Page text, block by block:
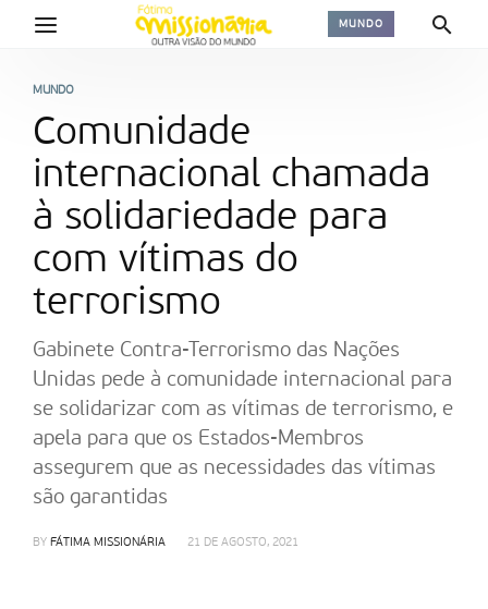
MUNDO
MUNDO
Comunidade
internacional chamada
à solidariedade para
com vítimas do
terrorismo
Gabinete Contra-Terrorismo das Nações
Unidas pede à comunidade internacional para
se solidarizar com as vítimas de terrorismo, e
apela para que os Estados-Membros
assegurem que as necessidades das vítimas
são garantidas
BY FÁTIMA MISSIONÁRIA 21 DE AGOSTO, 2021